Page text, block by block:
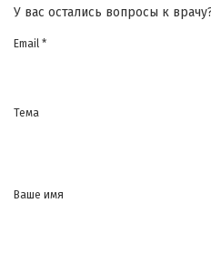
У вас остались вопросы к
Email *
Тема
Ваше имя